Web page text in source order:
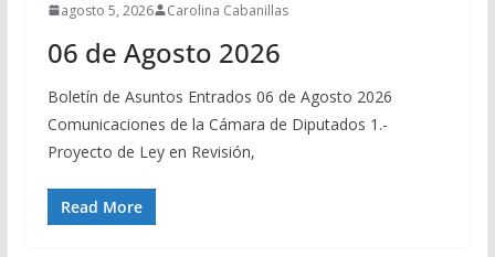
agosto 5, 2026 Carolina Cabanillas
06 de Agosto 2026
Boletín de Asuntos Entrados 06 de Agosto 2026
Comunicaciones de la Cámara de Diputados 1.-
Proyecto de Ley en Revisión,
Read More